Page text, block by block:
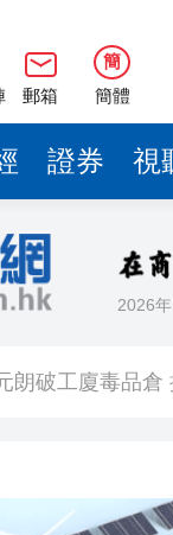
郵箱
簡
簡體
證券 視
2026
朗破工廈毒品倉
駛駛入嶺南水鄉